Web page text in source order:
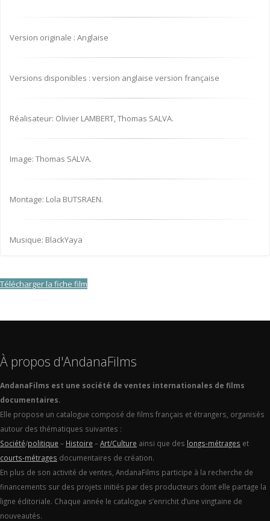
Version originale : Anglaise
Versions disponibles : version anglaise version française
Réalisateur: Olivier LAMBERT, Thomas SALVA.
Image: Thomas SALVA.
Montage: Lola BUTSRAEN.
Musique: BlackYaya
Télécharger la fiche film
À propos d'AndanaFilms
AndanaFilms est une société de ventes internationales de films
documentaires.
Elle propose un catalogue composé de films français et étrangers, organisés
autour des thématiques suivantes :
Société/politique – Histoire –Art/Culture ainsi que des longs-métrages et
courts-métrages documentaires de création.
En plus de son activité de ventes, AndanaFilms participe à la recherche de
financements sur des projets initiés par des producteurs dont elle partage la
ligne éditoriale. Chaque année le catalogue s’enrichit d’une vingtaine de
nouveautés.